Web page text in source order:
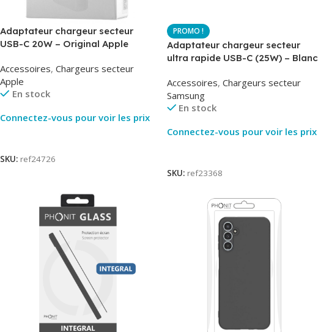
Adaptateur chargeur secteur
USB-C 20W – Original Apple
Accessoires, Chargeurs secteur
Apple
En stock
Connectez-vous pour voir les prix
SKU: ref24726
Adaptateur chargeur secteur
ultra rapide USB-C (25W) – Blanc
Accessoires, Chargeurs secteur
Samsung
En stock
Connectez-vous pour voir les prix
SKU: ref23368